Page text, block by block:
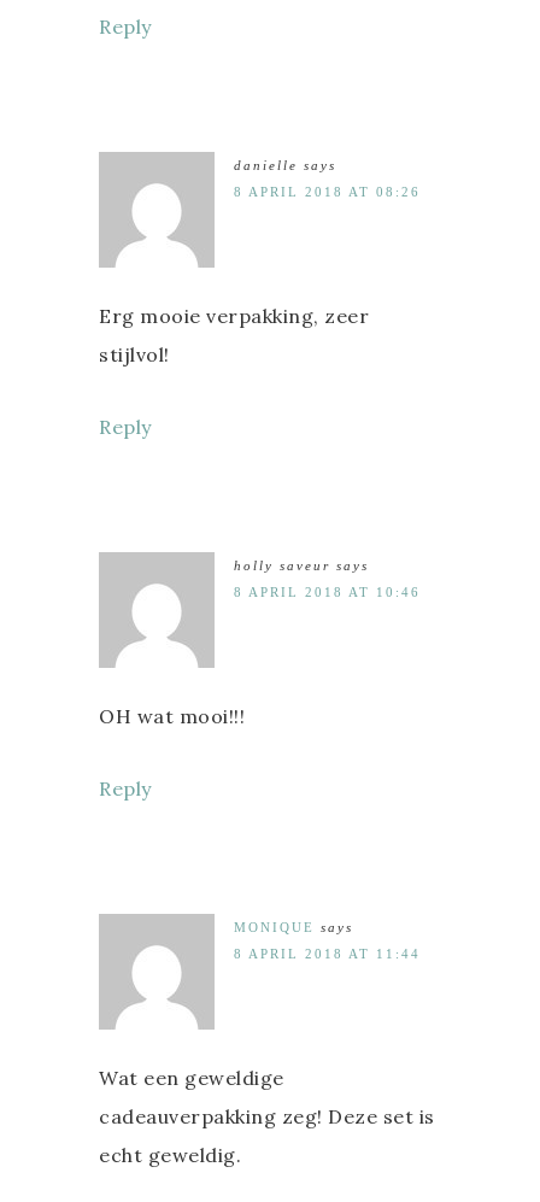
Reply
danielle says
8 APRIL 2018 AT 08:26
Erg mooie verpakking, zeer
stijlvol!
Reply
holly saveur says
8 APRIL 2018 AT 10:46
OH wat mooi!!!
Reply
MONIQUE
says
8 APRIL 2018 AT 11:44
Wat een geweldige
cadeauverpakking zeg! Deze set is
echt geweldig.